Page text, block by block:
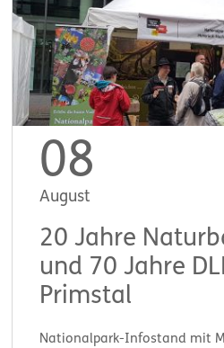
08
August
20 Jahre
und 70 Jahre
Primstal
Nationalpark-Infostand mit